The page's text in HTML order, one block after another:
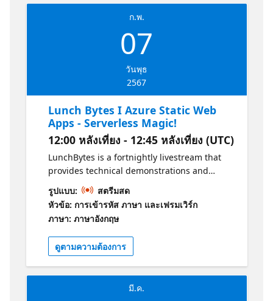
explore its capabilities, discuss best
practices, and witness live demonstrations of
how Copilot can streamline your coding
ก.พ.
07
วันพุธ
2567
Lunch Bytes I Azure Static Web
Apps - Serverless Magic!
12:00 หลังเที่ยง - 12:45 หลังเที่ยง (UTC)
LunchBytes is a fortnightly livestream that
provides technical demonstrations and
conversations with experts from Microsoft
UK about the world of Azure! Azure Static
Web Apps (SWA) is the future of single page
applications (SPAs). Streamlining the
fullstack developer experience to being able
to focus on their main application, the easy
auth, the automagic data APIs, the managed
functions and more make it incredibly easy
for rapid innovation and high-scale hosting
รูปแบบ:
สตรีมสด
หัวข้อ: การเข้ารหัส ภาษา และเฟรมเวิร์ก
ภาษา: ภาษาอังกฤษ
ดูตามความต้องการ
มี.ค.